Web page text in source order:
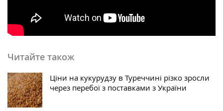
Читайте також
Ціни на кукурудзу в Туреччині різко зросли
через перебої з поставками з України